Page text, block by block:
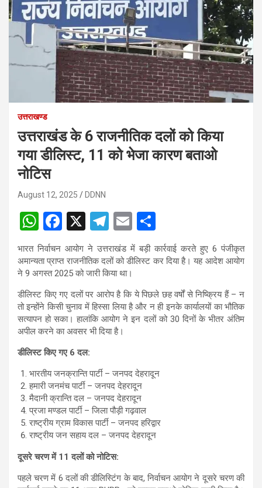
उत्तराखण्ड
उत्तराखंड के 6 राजनीतिक दलों को किया
गया डीलिस्ट, 11 को भेजा कारण बताओ
नोटिस
August 12, 2025 DDNN
W
h
at
s
A
p
p
F
a
ce
b
o
o
k
X
T
el
e
gr
a
m
E
m
ail
h
ar
भारत निर्वाचन आयोग ने उत्तराखंड में बड़ी कार्रवाई करते हुए 6 पंजीकृत
अमान्यता प्राप्त राजनीतिक दलों को डीलिस्ट कर दिया है। यह आदेश आयोग
ने 9 अगस्त 2025 को जारी किया था।
डीलिस्ट किए गए दलों पर आरोप है कि ये पिछले छह वर्षों से निष्क्रिय हैं – न
तो इन्होंने किसी चुनाव में हिस्सा लिया है और न ही इनके कार्यालयों का भौतिक
सत्यापन हो सका। हालांकि आयोग ने इन दलों को 30 दिनों के भीतर अंतिम
अपील करने का अवसर भी दिया है।
डीलिस्ट किए गए 6 दल:
भारतीय जनक्रान्ति पार्टी – जनपद देहरादून
हमारी जनमंच पार्टी – जनपद देहरादून
मैदानी क्रान्ति दल – जनपद देहरादून
प्रजा मण्डल पार्टी – जिला पौड़ी गढ़वाल
राष्ट्रीय ग्राम विकास पार्टी – जनपद हरिद्वार
राष्ट्रीय जन सहाय दल – जनपद देहरादून
दूसरे चरण में 11 दलों को नोटिस:
पहले चरण में 6 दलों की डीलिस्टिंग के बाद, निर्वाचन आयोग ने दूसरे चरण की